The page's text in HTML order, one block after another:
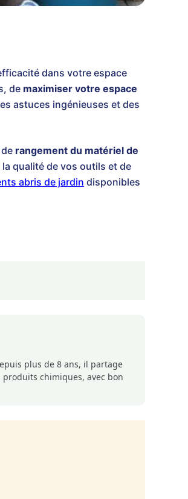
dans votre espace
de maximiser votre espace
astuces ingénieuses et des
rangement du matériel de
qualité de vos outils et de
abris de jardin disponibles
plus de 8 ans, il partage
produits chimiques, avec bon